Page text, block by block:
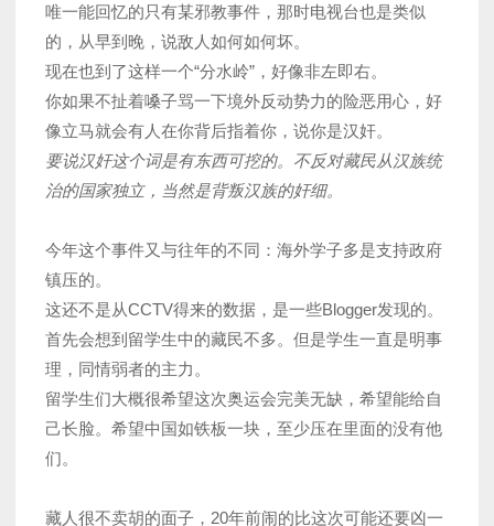
唯一能回忆的只有某邪教事件，那时电视台也是类似
的，从早到晚，说敌人如何如何坏。
现在也到了这样一个“分水岭”，好像非左即右。
你如果不扯着嗓子骂一下境外反动势力的险恶用心，好
像立马就会有人在你背后指着你，说你是汉奸。
要说汉奸这个词是有东西可挖的。不反对藏民从汉族统
治的国家独立，当然是背叛汉族的奸细。
今年这个事件又与往年的不同：海外学子多是支持政府
镇压的。
这还不是从CCTV得来的数据，是一些Blogger发现的。
首先会想到留学生中的藏民不多。但是学生一直是明事
理，同情弱者的主力。
留学生们大概很希望这次奥运会完美无缺，希望能给自
己长脸。希望中国如铁板一块，至少压在里面的没有他
们。
藏人很不卖胡的面子，20年前闹的比这次可能还要凶一